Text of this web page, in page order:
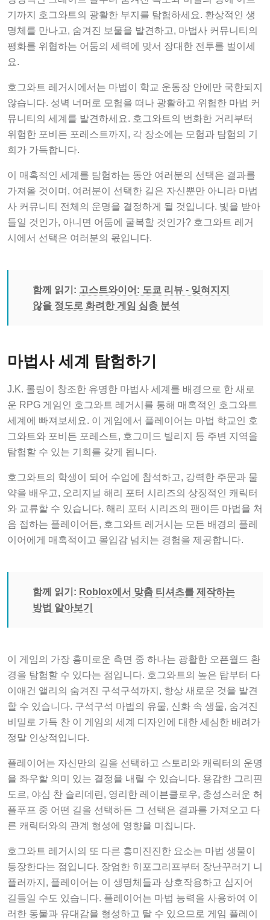
기까지 호그와트의 광활한 부지를 탐험하세요. 환상적인 생
명체를 만나고, 숨겨진 보물을 발견하고, 마법사 커뮤니티의
평화를 위협하는 어둠의 세력에 맞서 장대한 전투를 벌이세
요.
호그와트 레거시에서는 마법이 학교 운동장 안에만 국한되지
않습니다. 성벽 너머로 모험을 떠나 광활하고 위험한 마법 커
뮤니티의 세계를 발견하세요. 호그와트의 번화한 거리부터
위험한 포비든 포레스트까지, 각 장소에는 모험과 탐험의 기
회가 가득합니다.
이 매혹적인 세계를 탐험하는 동안 여러분의 선택은 결과를
가져올 것이며, 여러분이 선택한 길은 자신뿐만 아니라 마법
사 커뮤니티 전체의 운명을 결정하게 될 것입니다. 빛을 받아
들일 것인가, 아니면 어둠에 굴복할 것인가? 호그와트 레거
시에서 선택은 여러분의 몫입니다.
함께 읽기: 고스트와이어: 도쿄 리뷰 - 잊혀지지
않을 정도로 화려한 게임 심층 분석
마법사 세계 탐험하기
J.K. 롤링이 창조한 유명한 마법사 세계를 배경으로 한 새로
운 RPG 게임인 호그와트 레거시를 통해 매혹적인 호그와트
세계에 빠져보세요. 이 게임에서 플레이어는 마법 학교인 호
그와트와 포비든 포레스트, 호그미드 빌리지 등 주변 지역을
탐험할 수 있는 기회를 갖게 됩니다.
호그와트의 학생이 되어 수업에 참석하고, 강력한 주문과 물
약을 배우고, 오리지널 해리 포터 시리즈의 상징적인 캐릭터
와 교류할 수 있습니다. 해리 포터 시리즈의 팬이든 마법을 처
음 접하는 플레이어든, 호그와트 레거시는 모든 배경의 플레
이어에게 매혹적이고 몰입감 넘치는 경험을 제공합니다.
함께 읽기: Roblox에서 맞춤 티셔츠를 제작하는
방법 알아보기
이 게임의 가장 흥미로운 측면 중 하나는 광활한 오픈월드 환
경을 탐험할 수 있다는 점입니다. 호그와트의 높은 탑부터 다
이애건 앨리의 숨겨진 구석구석까지, 항상 새로운 것을 발견
할 수 있습니다. 구석구석 마법의 유물, 신화 속 생물, 숨겨진
비밀로 가득 찬 이 게임의 세계 디자인에 대한 세심한 배려가
정말 인상적입니다.
플레이어는 자신만의 길을 선택하고 스토리와 캐릭터의 운명
을 좌우할 의미 있는 결정을 내릴 수 있습니다. 용감한 그리핀
도르, 야심 찬 슬리데린, 영리한 레이븐클로우, 충성스러운 허
플푸프 중 어떤 길을 선택하든 그 선택은 결과를 가져오고 다
른 캐릭터와의 관계 형성에 영향을 미칩니다.
호그와트 레거시의 또 다른 흥미진진한 요소는 마법 생물이
등장한다는 점입니다. 장엄한 히포그리프부터 장난꾸러기 니
플러까지, 플레이어는 이 생명체들과 상호작용하고 심지어
길들일 수도 있습니다. 플레이어는 마법 능력을 사용하여 이
러한 동물과 유대감을 형성하고 탈 수 있으므로 게임 플레이